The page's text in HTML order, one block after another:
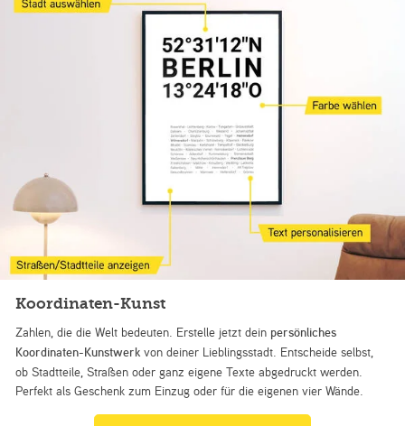
Koordinaten-Kunst
Zahlen, die die Welt bedeuten. Erstelle jetzt dein persönliches
Koordinaten-Kunstwerk von deiner Lieblingsstadt. Entscheide selbst,
ob Stadtteile, Straßen oder ganz eigene Texte abgedruckt werden.
Perfekt als Geschenk zum Einzug oder für die eigenen vier Wände.